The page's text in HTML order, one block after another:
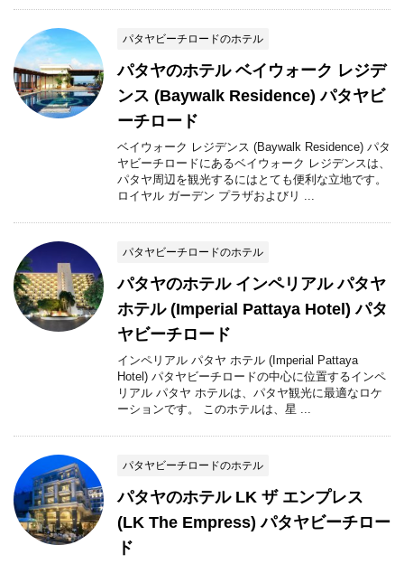
パタヤビーチロードのホテル
パタヤのホテル ベイウォーク レジデ
ンス (Baywalk Residence) パタヤビ
ーチロード
ベイウォーク レジデンス (Baywalk Residence) パタ
ヤビーチロードにあるベイウォーク レジデンスは、
パタヤ周辺を観光するにはとても便利な立地です。
ロイヤル ガーデン プラザおよびリ ...
パタヤビーチロードのホテル
パタヤのホテル インペリアル パタヤ
ホテル (Imperial Pattaya Hotel) パタ
ヤビーチロード
インペリアル パタヤ ホテル (Imperial Pattaya
Hotel) パタヤビーチロードの中心に位置するインペ
リアル パタヤ ホテルは、パタヤ観光に最適なロケ
ーションです。 このホテルは、星 ...
パタヤビーチロードのホテル
パタヤのホテル LK ザ エンプレス
(LK The Empress) パタヤビーチロー
ド